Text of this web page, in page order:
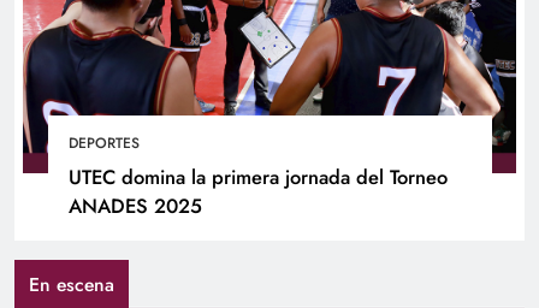
DEPORTES
UTEC domina la primera jornada del Torneo
ANADES 2025
En escena